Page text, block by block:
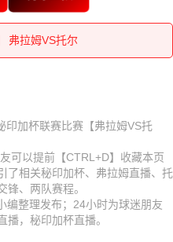
弗拉姆VS托尔
弗拉姆VS托尔
弗拉姆VS托尔
弗拉姆VS托尔
弗拉姆VS托尔
弗拉姆VS托尔
弗拉姆VS托尔
弗拉姆VS托尔
加杯联赛比赛【弗拉姆VS托
可以提前【CTRL+D】收藏本页
了相关秘印加杯、弗拉姆直播、托
锋、两队赛程。
整理发布；24小时为球迷朋友
，秘印加杯直播。